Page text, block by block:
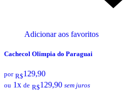
Adicionar aos favoritos
Cachecol Olimpia do Paraguai
por R$129,90
ou 1x de R$129,90 sem juros